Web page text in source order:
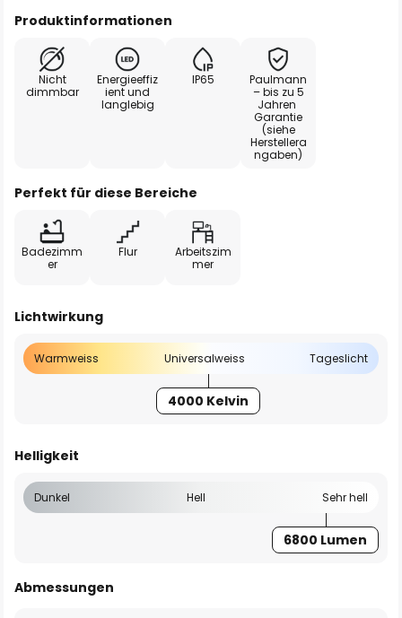
Produktinformationen
Nicht
dimmbar
Energieeffiz
ient und
langlebig
IP65
Paulmann
– bis zu 5
Jahren
Garantie
(siehe
Herstellera
ngaben)
Perfekt für diese Bereiche
Badezimm
er
Flur
Arbeitszim
mer
Lichtwirkung
Warmweiss Universalweiss Tageslicht
4000 Kelvin
Helligkeit
Dunkel Hell Sehr hell
6800 Lumen
Abmessungen